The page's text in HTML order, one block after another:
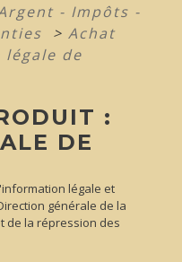
- Impôts -
> Achat
de
:
DE
légale et
générale de la
de la répression des